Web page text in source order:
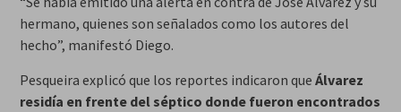
hermano, quienes son señalados como los autores del
hecho”, manifestó Diego.
Pesqueira explicó que los reportes indicaron que Álvarez
residía en frente del séptico donde fueron encontrados